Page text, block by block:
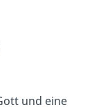
und eine